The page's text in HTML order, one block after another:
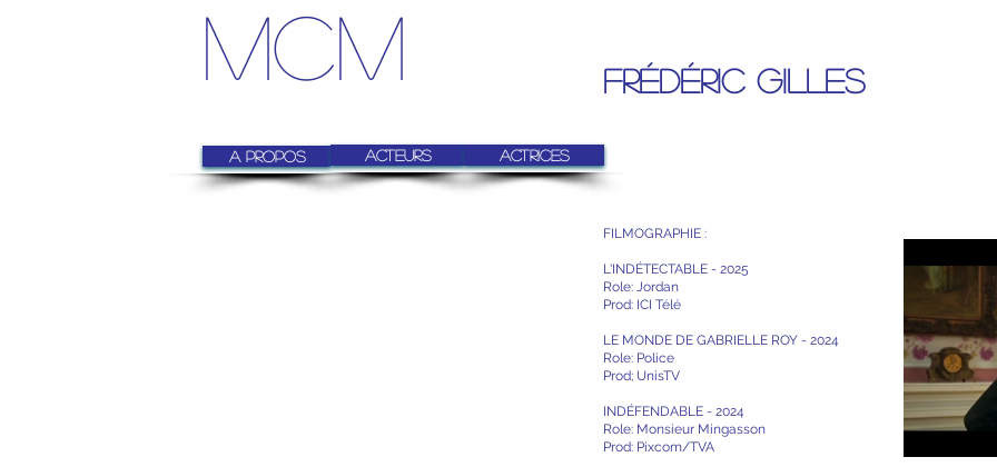
MCM Frédéric Gilles
A Propos Acteurs Actrices
FILMOGRAPHIE :
L'INDÉTECTABLE - 2025
Role: Jordan
Prod: ICI Télé
LE MONDE DE GABRIELLE ROY - 2024
Role: Police
Prod; UnisTV
INDÉFENDABLE - 2024
Role: Monsieur Mingasson
Prod: Pixcom/TVA